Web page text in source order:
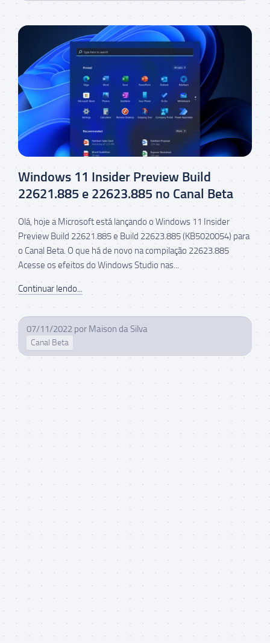
Windows 11 Insider Preview Build
22621.885 e 22623.885 no Canal Beta
Olá, hoje a Microsoft está lançando o Windows 11 Insider
Preview Build 22621.885 e Build 22623.885 (KB5020054) para
o Canal Beta. O que há de novo na compilação 22623.885
Acesse os efeitos do Windows Studio nas...
Continuar lendo...
07/11/2022 por Maison da Silva
Canal Beta